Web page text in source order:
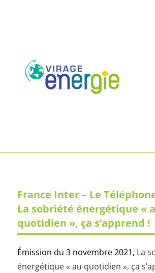
France Inter – Le
La sobriété énergétique «
quotidien », ça s’apprend !
Émission du 3 novembre 2021, La
énergétique « au quotidien », ça